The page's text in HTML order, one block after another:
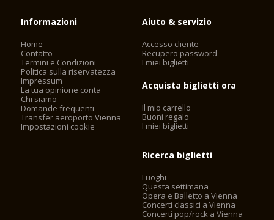
Informazioni
Home
Contatto
Termini e Condizioni
Politica sulla riservatezza
Impressum
La tua opinione conta
Chi siamo
Domande frequenti
Transfer aeroporto Vienna
Impostazioni cookie
Aiuto & servizio
Accesso cliente
Recupero password
I miei biglietti
Acquista biglietti ora
Il mio carrello
Buoni regalo
I miei biglietti
Ricerca biglietti
Luoghi
Questa settimana
Opera e Balletto a Vienna
Concerti classici a Vienna
Concerti pop/rock a Vienna